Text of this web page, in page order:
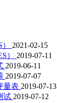
2021-02-15
）
2019-07-11
2019-06-11
2019-07-07
量表 2019-07-13
试 2019-07-12